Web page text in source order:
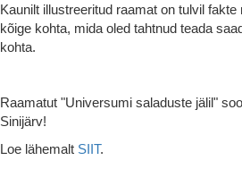
Kaunilt illustreeritud raamat on tulvil
kõige kohta, mida oled tahtnud teada
kohta.
Raamatut "Universumi saladuste jälil"
Sinijärv!
Loe lähemalt SIIT.